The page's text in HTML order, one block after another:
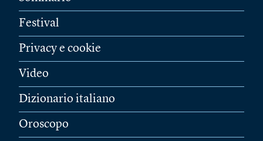
Festival
Privacy e cookie
Video
Dizionario italiano
Oroscopo